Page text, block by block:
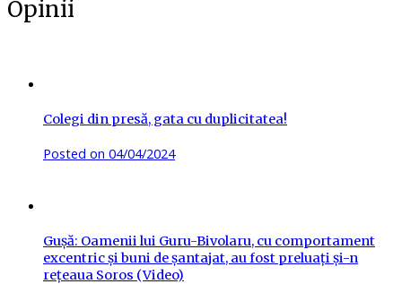
Opinii
Colegi din presă, gata cu duplicitatea!
Posted on 04/04/2024
Gușă: Oamenii lui Guru-Bivolaru, cu comportament
excentric și buni de șantajat, au fost preluați și-n
rețeaua Soros (Video)